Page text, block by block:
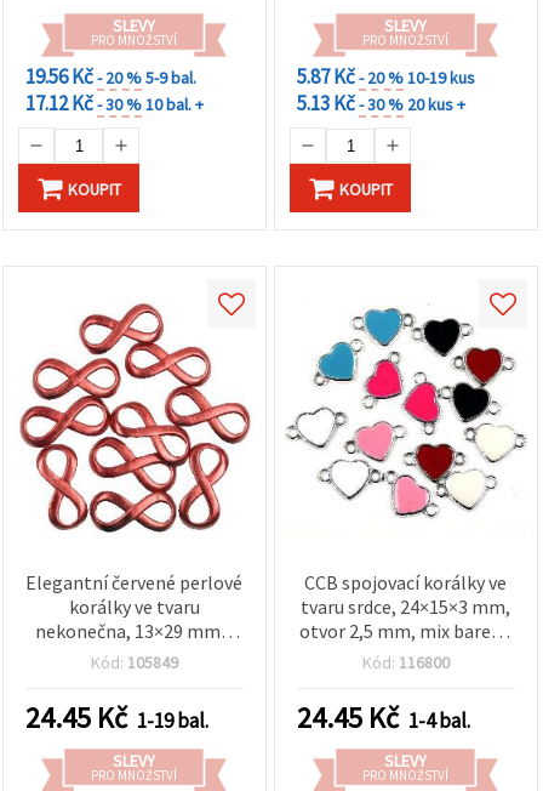
SLEVY
PRO MNOŽSTVÍ
19.56 Kč- 20 %5-9 bal.
17.12 Kč- 30 %10 bal. +
KOUPIT
SLEVY
PRO MNOŽSTVÍ
5.87 Kč- 20 %10-19 kus
5.13 Kč- 30 % 20 kus +
KOUPIT
Elegantní červené perlové
korálky ve tvaru
nekonečna, 13×29 mm –
sada 20 ks, ideální pro
DIY projekty
Kód: 105849
24.45 Kč 1-19 bal.
SLEVY
PRO MNOŽSTVÍ
CCB spojovací korálky ve
tvaru srdce, 24×15×3 mm,
otvor 2,5 mm, mix barev –
balení 5 ks
Kód: 116800
24.45 Kč 1-4 bal.
SLEVY
PRO MNOŽSTVÍ